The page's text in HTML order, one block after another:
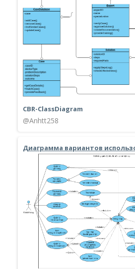
CBR-ClassDiagram
@Anhtt258
Диаграмма вариантов